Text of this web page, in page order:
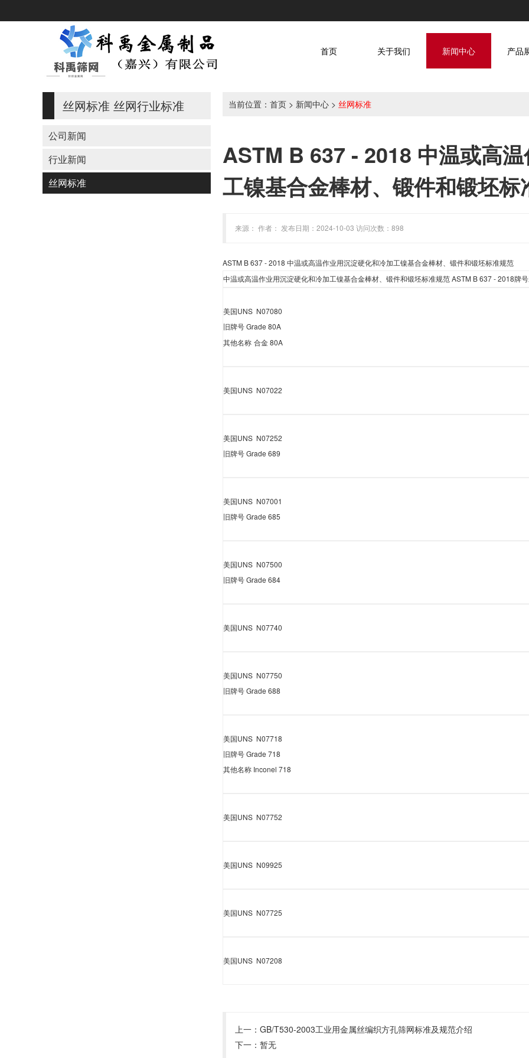
产品
新闻中心
关于我们
首页
丝网标准 丝网行业标准
公司新闻
行业新闻
丝网标准
当前位置： 首页 > 新闻中心 > 丝网标准
ASTM B 637 - 2018 中温或高
工镍基合金棒材、锻件和锻坯标
来源： 作者： 发布日期：2024-10-03 访问次数：898
ASTM B 637 - 2018 中温或高温作业用沉淀硬化和冷加工镍基合金棒材、锻件和锻坯标准规范
中温或高温作业用沉淀硬化和冷加工镍基合金棒材、锻件和锻坯标准规范ASTM B 637 - 2018牌号
美国UNS N07080
旧牌号Grade 80A
其他名称 合金80A
美国UNS N07022
美国UNS N07252
旧牌号Grade 689
美国UNS N07001
旧牌号Grade 685
美国UNS N07500
旧牌号Grade 684
美国UNS N07740
美国UNS N07750
旧牌号Grade 688
美国UNS N07718
旧牌号Grade 718
其他名称 Inconel 718
美国UNS N07752
美国UNS N09925
美国UNS N07725
美国UNS N07208
上一： GB/T530-2003工业用金属丝编织方孔筛网标准及规范介绍
下一：暂无